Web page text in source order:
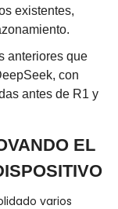
existentes,
anteriores que
con
antes de R1 y
EL
varios